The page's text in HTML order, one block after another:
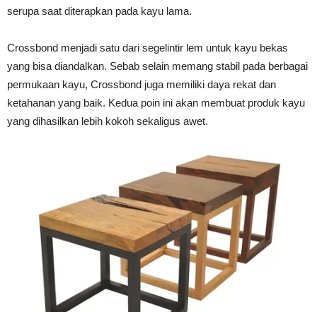
serupa saat diterapkan pada kayu lama.
Crossbond menjadi satu dari segelintir lem untuk kayu bekas
yang bisa diandalkan. Sebab selain memang stabil pada berbagai
permukaan kayu, Crossbond juga memiliki daya rekat dan
ketahanan yang baik. Kedua poin ini akan membuat produk kayu
yang dihasilkan lebih kokoh sekaligus awet.